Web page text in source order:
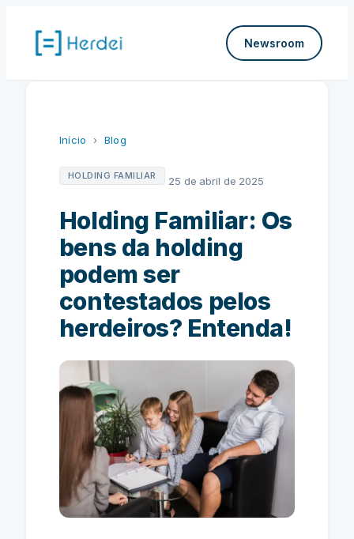
Newsroom
Início › Blog
HOLDING FAMILIAR 25 de abril de 2025
Holding Familiar: Os
bens da holding
podem ser
contestados pelos
herdeiros? Entenda!